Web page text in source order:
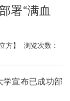
署“满血
方】 浏览次数：
学宣布已成功部